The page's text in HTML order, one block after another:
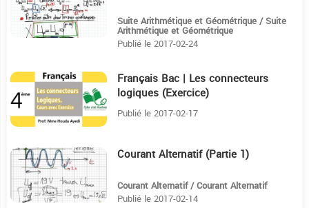
Suite Arithmétique et Géométrique / Suite
Arithmétique et Géométrique
Publié le 2017-02-24
11:23 Français Bac | Les connecteurs
logiques (Exercice)
Publié le 2017-02-17
16:39 Courant Alternatif (Partie 1)
Courant Alternatif / Courant Alternatif
Publié le 2017-02-14